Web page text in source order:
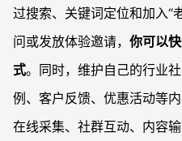
过搜索、关键词定位和加入“
问或发放体验邀请， 你可以
式。同时，维护自己的行业
例、客户反馈、优惠活动等
在线采集、社群互动、内容输